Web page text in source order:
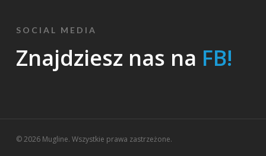
SOCIAL MEDIA
Znajdziesz nas na FB!
© 2026 Mugline. Wszystkie prawa zastrzeżone.